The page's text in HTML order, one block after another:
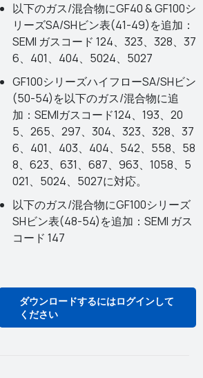
以下のガス/混合物にGF40 & GF100シ
リーズSA/SHビン表(41-49)を追加：
SEMI ガスコード 124、323、328、37
6、401、404、5024、5027
GF100シリーズハイフローSA/SHビン
(50-54)を以下のガス/混合物に追
加：SEMIガスコード124、193、20
5、265、297、304、323、328、37
6、401、403、404、542、558、58
8、623、631、687、963、1058、5
021、5024、5027に対応。
以下のガス/混合物にGF100シリーズ
SHビン表(48-54)を追加：SEMI ガス
コード 147
ダウンロードするにはログインして
ください